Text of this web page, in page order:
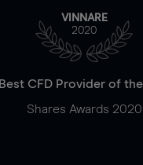
VINNARE
2020
Best CFD Provider of the
Shares Awards 2020